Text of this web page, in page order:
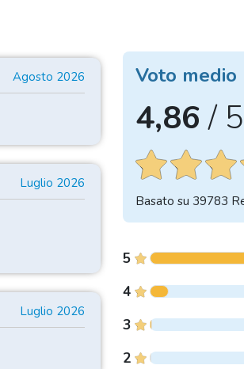
Agosto 2026
Luglio 2026
Luglio 2026
Voto medio
4,86/ 5
Basato su 39783
5
4
3
2